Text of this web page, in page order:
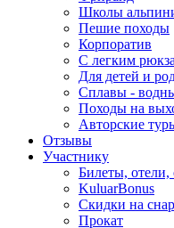
Школы
Пешие походы
Корпоратив
С легким
Для детей и
Сплавы -
Походы на
Авторские
Отзывы
Участнику
Билеты, отели,
KuluarBonus
Скидки на
Прокат